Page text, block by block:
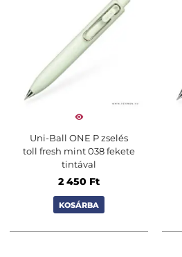
Uni-Ball ONE P zselés
toll fresh mint 038 fekete
tintával
2 450 Ft
KOSÁRBA